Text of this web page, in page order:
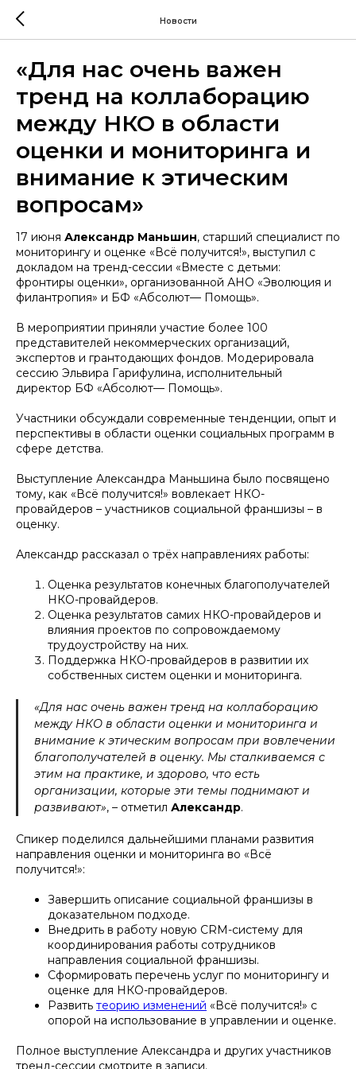
Новости
«Для нас очень важен
тренд на коллаборацию
между НКО в области
оценки и мониторинга и
внимание к этическим
вопросам»
17 июня Александр Маньшин, старший специалист по
мониторингу и оценке «Всё получится!», выступил с
докладом на тренд-сессии «Вместе с детьми:
фронтиры оценки», организованной АНО «Эволюция и
филантропия» и БФ «Абсолют— Помощь».
В мероприятии приняли участие более 100
представителей некоммерческих организаций,
экспертов и грантодающих фондов. Модерировала
сессию Эльвира Гарифулина, исполнительный
директор БФ «Абсолют— Помощь».
Участники обсуждали современные тенденции, опыт и
перспективы в области оценки социальных программ в
сфере детства.
Выступление Александра Маньшина было посвящено
тому, как «Всё получится!» вовлекает НКО-
провайдеров – участников социальной франшизы – в
оценку.
Александр рассказал о трёх направлениях работы:
Оценка результатов конечных благополучателей
НКО-провайдеров.
Оценка результатов самих НКО-провайдеров и
влияния проектов по сопровождаемому
трудоустройству на них.
Поддержка НКО-провайдеров в развитии их
собственных систем оценки и мониторинга.
«Для нас очень важен тренд на коллаборацию
между НКО в области оценки и мониторинга и
внимание к этическим вопросам при вовлечении
благополучателей в оценку. Мы сталкиваемся с
этим на практике, и здорово, что есть
организации, которые эти темы поднимают и
развивают», – отметил Александр.
Спикер поделился дальнейшими планами развития
направления оценки и мониторинга во «Всё
получится!»:
Завершить описание социальной франшизы в
доказательном подходе.
Внедрить в работу новую CRM-систему для
координирования работы сотрудников
направления социальной франшизы.
Сформировать перечень услуг по мониторингу и
оценке для НКО-провайдеров.
Развить теорию изменений «Всё получится!» с
опорой на использование в управлении и оценке.
Полное выступление Александра и других участников
тренд-сессии смотрите в записи.